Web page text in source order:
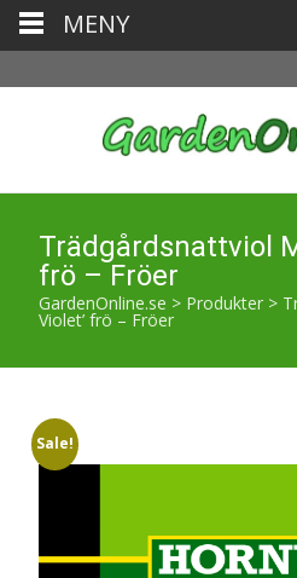
Trädgårdsnattviol
frö – Fröer
GardenOnline.se > Produkter >
Violet’ frö – Fröer
Sale!
MENY